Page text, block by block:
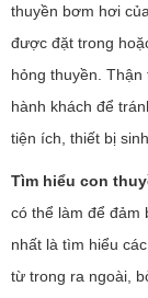
thuyền bơm hơi
được đặt trong
hỏng thuyền.
hành khách để
tiện ích, thiết bị
Tìm hiểu con
có thể làm để đảm
nhất là tìm hiểu
từ trong ra ngoài,